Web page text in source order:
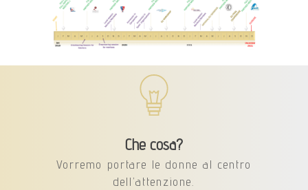
Che cosa?
Vorremo portare le donne al centro
dell’attenzione.